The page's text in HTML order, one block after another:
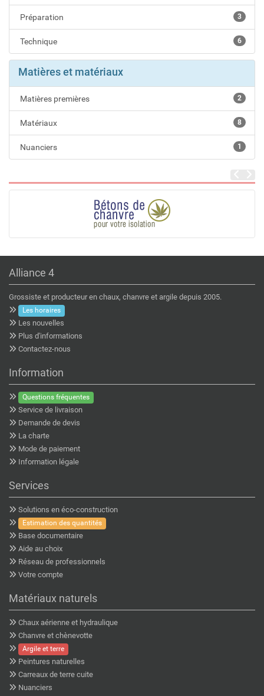
3
Préparation
6
Technique
Matières et matériaux
2
Matières premières
8
Matériaux
1
Nuanciers
Alliance 4
Grossiste et producteur en chaux, chanvre et argile depuis 2005.
Les horaires
Les nouvelles
Plus d'informations
Contactez-nous
Information
Questions fréquentes
Service de livraison
Demande de devis
La charte
Mode de paiement
Information légale
Services
Solutions en éco-construction
Estimation des quantités
Base documentaire
Aide au choix
Réseau de professionnels
Votre compte
Matériaux naturels
Chaux aérienne et hydraulique
Chanvre et chènevotte
Argile et terre
Peintures naturelles
Carreaux de terre cuite
Nuanciers